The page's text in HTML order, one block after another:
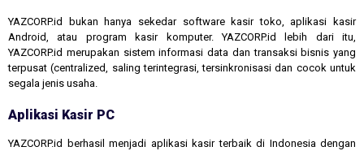
YAZCORP.id bukan hanya sekedar software kasir toko, aplikasi kasir
Android, atau program kasir komputer. YAZCORP.id lebih dari itu,
YAZCORP.id merupakan sistem informasi data dan transaksi bisnis yang
terpusat (centralized, saling terintegrasi, tersinkronisasi dan cocok untuk
segala jenis usaha.
Aplikasi Kasir PC
YAZCORP.id berhasil menjadi aplikasi kasir terbaik di Indonesia dengan